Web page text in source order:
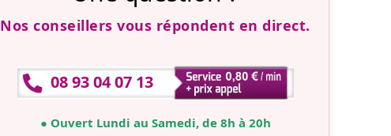
Nos conseillers vous répondent en direct.
08 93 04 07 13
● Ouvert Lundi au Samedi, de 8h à 20h